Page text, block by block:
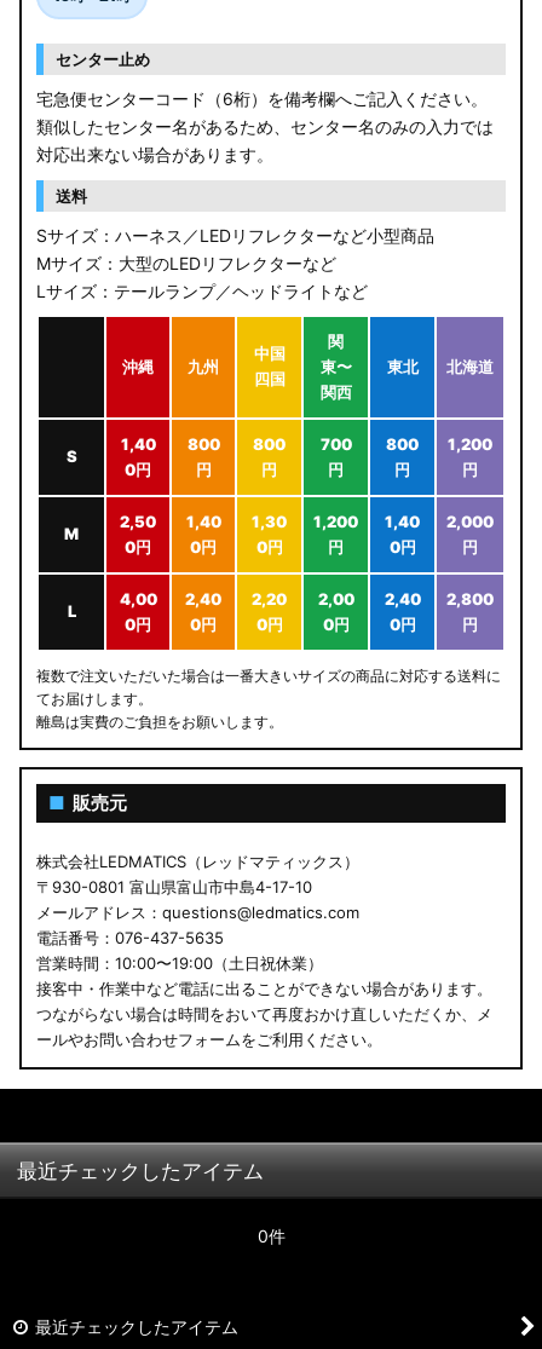
センター止め
宅急便センターコード（6桁）を備考欄へご記入ください。
類似したセンター名があるため、センター名のみの入力では
対応出来ない場合があります。
送料
Sサイズ：ハーネス／LEDリフレクターなど小型商品
Mサイズ：大型のLEDリフレクターなど
Lサイズ：テールランプ／ヘッドライトなど
沖縄 九州
中国
四国
関
東〜
関西
東北 北海道
S
1,40
0円
800
円
800
円
700
円
800
円
1,200
円
M
2,50
0円
1,40
0円
1,30
0円
1,200
円
1,40
0円
2,000
円
L
4,00
0円
2,40
0円
2,20
0円
2,00
0円
2,40
0円
2,800
円
複数で注文いただいた場合は一番大きいサイズの商品に対応する送料に
てお届けします。
離島は実費のご負担をお願いします。
■ 販売元
株式会社LEDMATICS（レッドマティックス）
〒930-0801 富山県富山市中島4-17-10
メールアドレス：questions@ledmatics.com
電話番号：076-437-5635
営業時間：10:00〜19:00（土日祝休業）
接客中・作業中など電話に出ることができない場合があります。
つながらない場合は時間をおいて再度おかけ直しいただくか、メ
ールやお問い合わせフォームをご利用ください。
最近チェックしたアイテム
0件
最近チェックしたアイテム